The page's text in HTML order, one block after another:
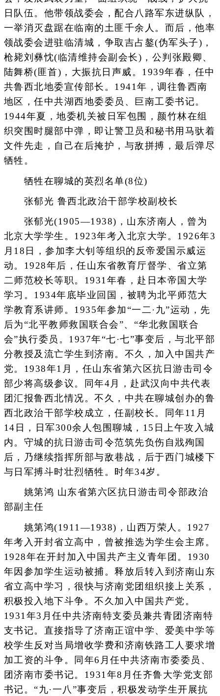
日队伍。他带领战委会，配合八路军东进纵队，
一举消灭盘踞在临南的土匪千余人。而后，他率
领战委会进驻临清城，争取吉占鏊(伪军头子)，
枪毙刘彝忱(临清维持会副会长)，公判张殿卿、
陆舞桥(匪首)，大振抗日声威。1939年春，任中
共鲁西北地委宣传部长。1941年，调往鲁西南
地区，任中共湖西地委委员、巨南工委书记。
1944年夏，地委机关被日军包围，颜竹林在组
织突围时腿部中弹，即让警卫员和秘书用马驮着
文件先走，自己在后掩护，与敌拼搏，最后弹尽
牺牲。
牺牲在聊城的英烈名单(8位)
张郁光 鲁西北政治干部学校副校长
张郁光(1905—1938)，山东济南人，曾为
北京大学学生。1923年考入北京大学。1926年3
月18日，参加李大钊等组织的反帝爱国示威运
动。1928年后，任山东省教育厅督学、省立第
二师范校长等职。1931年春，赴日本帝国大学
学习。1934年底毕业回国，被聘为北平师范大
学教育系讲师。1935年参加“一二·九”运动，先
后为“北平教师救国联合会”、“华北救国联合
会”执行委员。1937年“七·七”事变后，与北平部
分教授及流亡学生到济南。不久，加入中国共产
党。1938年1月，任山东省第六区抗日游击司令
部少将高级参议。同年4月，赴武汉向中共代表
团汇报鲁西北情况。不久，中共在聊城创办的鲁
西北政治干部学校成立，任副校长。同年11月
14日，日军300余人包围聊城，15日上午攻入城
内。守城的抗日游击司令范筑先负伤自戕殉国
后，乃继续指挥所部与敌巷战，后于西门城楼下
与日军搏斗时壮烈牺牲。时年34岁。
姚第鸿 山东省第六区抗日游击司令部政治
部副主任
姚第鸿(1911—1938)，山西万荣人。1927
年考入开封省立高中，曾被推选为学生会主席。
1928年在开封加入中国共产主义青年团。1930
年因参加学生运动被捕。释放后转入到济南山东
省立高中学习，很快与济南党团组织接上关系，
积极投入地下斗争。不久加入中国共产党。
1931年3月任中共济南特支委员兼共青团济南特
支书记。直接指导了济南正谊中学、爱美中学等
校学生反对当局增收学费和济南铁路工人要求增
加工资的斗争。同年6月任中共济南市委委员、
团济南市委书记。1931年8月任齐鲁大学党支部
书记。“九·一八”事变后，积极发动学生开展抗